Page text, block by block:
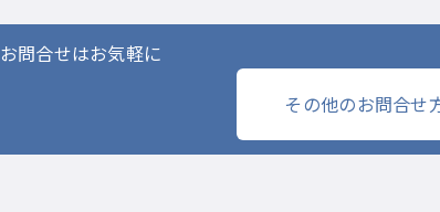
お問合せはお気軽に
その他のお問合せ